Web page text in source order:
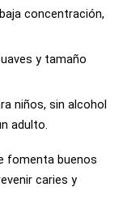
concentración,
y tamaño
niños, sin alcohol
adulto.
fomenta buenos
caries y